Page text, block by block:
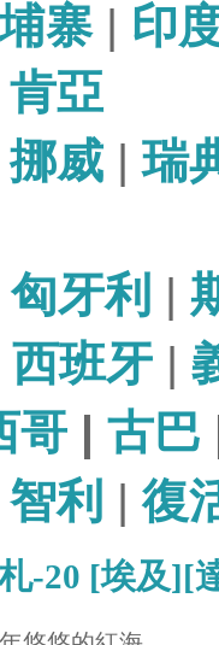
寨| 印
肯亞
挪威 |瑞
匈牙利 |
西班牙 |
哥 | 古巴
智利 |復
-20 [埃及][